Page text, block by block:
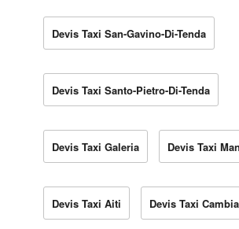
Devis Taxi San-Gavino-Di-Tenda
Devis Taxi Santo-Pietro-Di-Tenda
Devis Taxi Galeria Devis Taxi
Devis Taxi Aiti Devis Taxi Cambia